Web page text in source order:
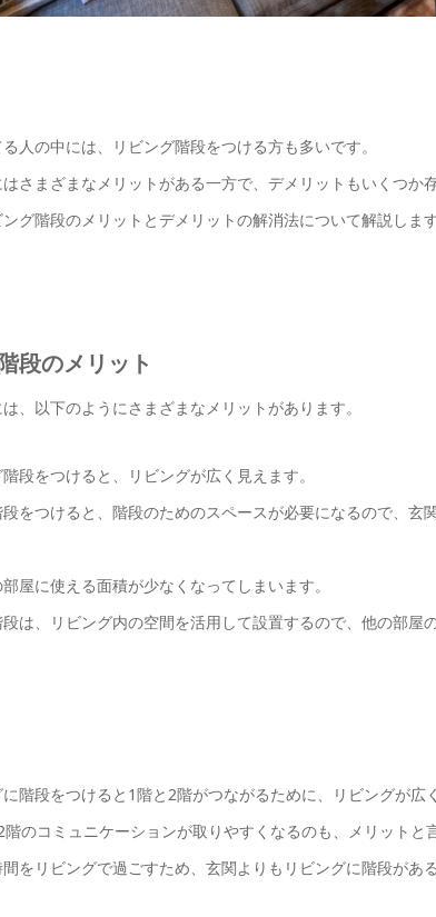
人の中には、リビング階段をつける方も多いです。
さまざまなメリットがある一方で、デメリットもいくつか
グ階段のメリットとデメリットの解消法について解説します
段のメリット
、以下のようにさまざまなメリットがあります。
段をつけると、リビングが広く見えます。
をつけると、階段のためのスペースが必要になるので、玄
屋に使える面積が少なくなってしまいます。
は、リビング内の空間を活用して設置するので、他の部屋
階段をつけると1階と2階がつながるために、リビングが広
のコミュニケーションが取りやすくなるのも、メリットと
をリビングで過ごすため、玄関よりもリビングに階段があ